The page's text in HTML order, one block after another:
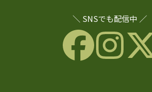
＼ SNSでも配信中 ／